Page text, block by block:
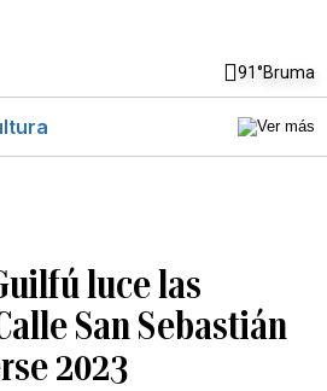
91°Bruma
luce las
San Sebastián
2023